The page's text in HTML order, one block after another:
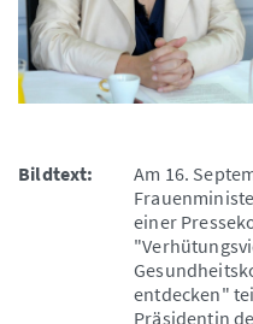
Bildtext:
Am 16.
einer
entdecken"
Präsidentin